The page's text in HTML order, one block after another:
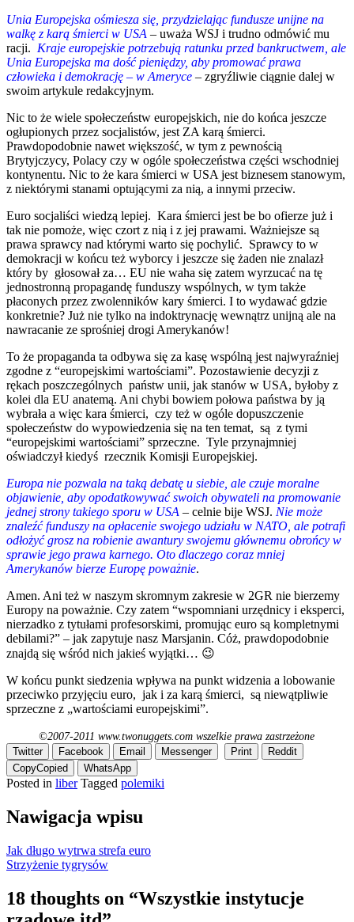
Unia Europejska ośmiesza się, przydzielając fundusze unijne na
walkę z karą śmierci w USA – uważa WSJ i trudno odmówić mu
racji. Kraje europejskie potrzebują ratunku przed bankructwem, ale
Unia Europejska ma dość pieniędzy, aby promować prawa
człowieka i demokrację – w Ameryce – zgryźliwie ciągnie dalej w
swoim artykule redakcyjnym.
Nic to że wiele społeczeństw europejskich, nie do końca jeszcze
ogłupionych przez socjalistów, jest ZA karą śmierci.
Prawdopodobnie nawet większość, w tym z pewnością
Brytyjczycy, Polacy czy w ogóle społeczeństwa części wschodniej
kontynentu. Nic to że kara śmierci w USA jest biznesem stanowym,
z niektórymi stanami optującymi za nią, a innymi przeciw.
Euro socjaliści wiedzą lepiej. Kara śmierci jest be bo ofierze już i
tak nie pomoże, więc czort z nią i z jej prawami. Ważniejsze są
prawa sprawcy nad którymi warto się pochylić. Sprawcy to w
demokracji w końcu też wyborcy i jeszcze się żaden nie znalazł
który by głosował za… EU nie waha się zatem wyrzucać na tę
jednostronną propagandę funduszy wspólnych, w tym także
płaconych przez zwolenników kary śmierci. I to wydawać gdzie
konkretnie? Już nie tylko na indoktrynację wewnątrz unijną ale na
nawracanie ze sprośniej drogi Amerykanów!
To że propaganda ta odbywa się za kasę wspólną jest najwyraźniej
zgodne z “europejskimi wartościami”. Pozostawienie decyzji z
rękach poszczególnych państw unii, jak stanów w USA, byłoby z
kolei dla EU anatemą. Ani chybi bowiem połowa państwa by ją
wybrała a więc kara śmierci, czy też w ogóle dopuszczenie
społeczeństw do wypowiedzenia się na ten temat, są z tymi
“europejskimi wartościami” sprzeczne. Tyle przynajmniej
oświadczył kiedyś rzecznik Komisji Europejskiej.
Europa nie pozwala na taką debatę u siebie, ale czuje moralne
objawienie, aby opodatkowywać swoich obywateli na promowanie
jednej strony takiego sporu w USA – celnie bije WSJ. Nie może
znaleźć funduszy na opłacenie swojego udziału w NATO, ale potrafi
odłożyć grosz na robienie awantury swojemu głównemu obrońcy w
sprawie jego prawa karnego. Oto dlaczego coraz mniej
Amerykanów bierze Europę poważnie.
Amen. Ani też w naszym skromnym zakresie w 2GR nie bierzemy
Europy na poważnie. Czy zatem “wspomniani urzędnicy i eksperci,
nierzadko z tytułami profesorskimi, promując euro są kompletnymi
debilami?” – jak zapytuje nasz Marsjanin. Cóż, prawdopodobnie
znajdą się wśród nich jakieś wyjątki… 😉
W końcu punkt siedzenia wpływa na punkt widzenia a lobowanie
przeciwko przyjęciu euro, jak i za karą śmierci, są niewątpliwie
sprzeczne z „wartościami europejskimi”.
©2007-2011 www.twonuggets.com wszelkie prawa zastrzeżone
Twitter
Facebook Email Messenger Print
Reddit
CopyCopied WhatsApp
Posted in liber Tagged polemiki
Nawigacja wpisu
Jak długo wytrwa strefa euro
Strzyżenie tygrysów
18 thoughts on “Wszystkie instytucje